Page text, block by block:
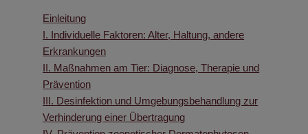
Einleitung
I. Individuelle Faktoren: Alter, Haltung, andere
Erkrankungen
II. Maßnahmen am Tier: Diagnose, Therapie und
Prävention
III. Desinfektion und Umgebungsbehandlung zur
Verhinderung einer Übertragung